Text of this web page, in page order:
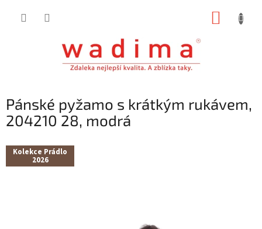
Pánské pyžamo s krátkým rukávem,
204210 28, modrá
Kolekce Prádlo
2026